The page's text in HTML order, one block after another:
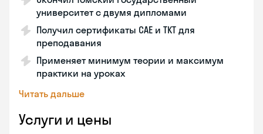
университет с двумя дипломами
Получил сертификаты CAE и TKT для
преподавания
Применяет минимум теории и максимум
практики на уроках
Читать дальше
Услуги и цены